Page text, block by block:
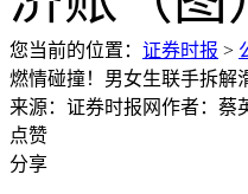
您当前的位置： 证券时报 >
燃情碰撞！男女生联手拆解
来源：证券时报网作者：蔡
点赞
分享